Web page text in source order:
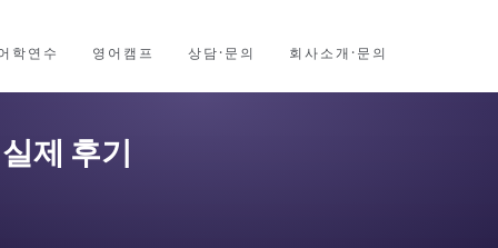
학연수 영어캠프 상담·문의 회사소개·문의
제 후기